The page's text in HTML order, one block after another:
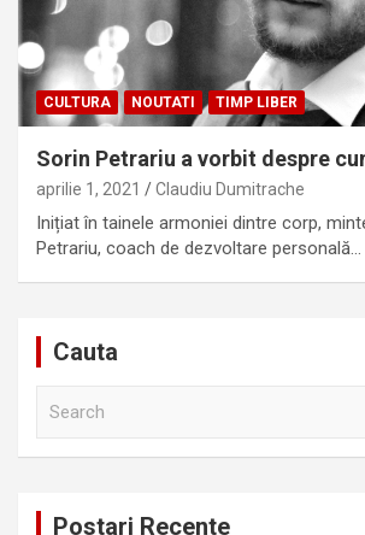
CULTURA NOUTATI TIMP LIBER
Sorin Petrariu a vorbit despre
aprilie 1, 2021 Claudiu Dumitrache
Inițiat în tainele armoniei dintre corp,
Petrariu, coach de dezvoltare personală…
Cauta
Postari Recente